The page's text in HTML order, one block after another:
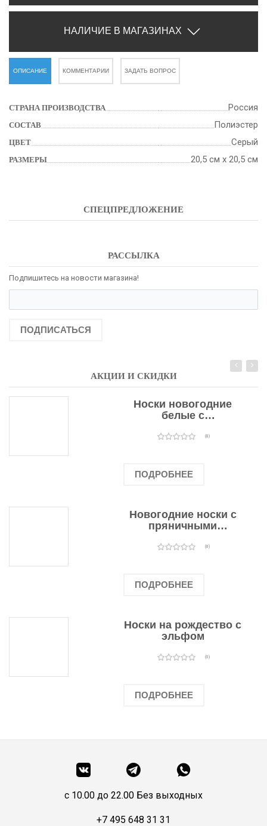
НАЛИЧИЕ В МАГАЗИНАХ
ОПИСАНИЕ КОММЕНТАРИИ ЗАДАТЬ ВОПРОС
СТРАНА ПРОИЗВОДСТВА Россия
СОСТАВ Полиэстер
ЦВЕТ Серый
РАЗМЕРЫ 20,5 см х 20,5 см
СПЕЦПРЕДЛОЖЕНИЕ
РАССЫЛКА
Подпишитесь на новости магазина!
ПОДПИСАТЬСЯ
АКЦИИ И СКИДКИ
Носки новогодние
белые с
оленями(0)
ПОДРОБНЕЕ
Новогодние носки с
пряничными
(0)
ПОДРОБНЕЕ
Носки на рождество с
эльфом
(0)
ПОДРОБНЕЕ
c 10.00 до 22.00 Без выходных
+7 495 648 31 31